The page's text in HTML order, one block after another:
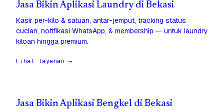
Jasa Bikin Aplikasi Laundry di Bekasi
Kasir per-kilo & satuan, antar-jemput, tracking status
cucian, notifikasi WhatsApp, & membership — untuk laundry
kiloan hingga premium.
Lihat layanan →
Jasa Bikin Aplikasi Bengkel di Bekasi